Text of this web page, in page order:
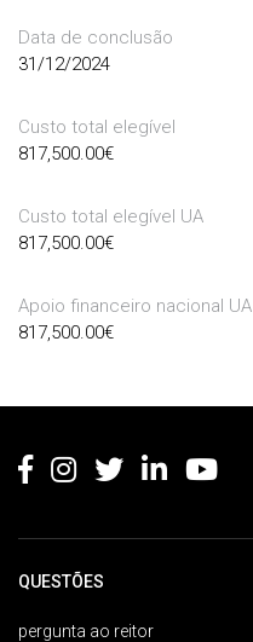
Data de conclusão
31/12/2024
Custo total elegível
817,500.00€
Custo total elegível UA
817,500.00€
Apoio financeiro nacional UA
817,500.00€
QUESTÕES
pergunta ao reitor